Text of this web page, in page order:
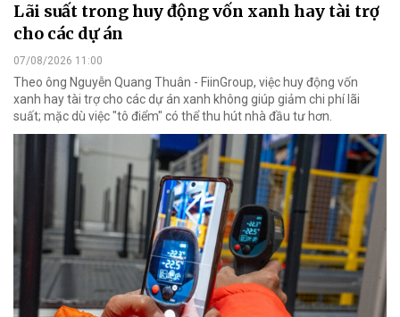
Lãi suất trong huy động vốn xanh hay tài trợ
cho các dự án
07/08/2026 11:00
Theo ông Nguyễn Quang Thuân - FiinGroup, việc huy động vốn
xanh hay tài trợ cho các dự án xanh không giúp giảm chi phí lãi
suất; mặc dù việc "tô điểm" có thể thu hút nhà đầu tư hơn.